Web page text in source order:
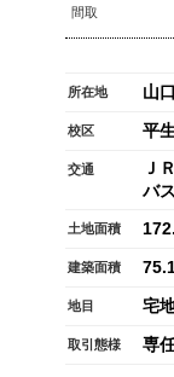
間取
所在地 山
校区 平
交通
Ｊ
バ
土地面積
建築面積
地目 宅
取引態様 専